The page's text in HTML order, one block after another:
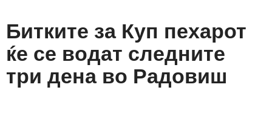
Битките за Куп пехарот
ќе се водат следните
три дена во Радовиш